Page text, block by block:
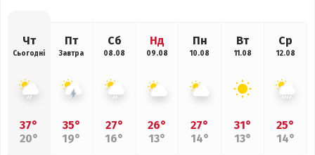
Чт
Сьогодні
37°
20°
Пт
Завтра
35°
19°
Сб
08.08
27°
16°
Нд
09.08
26°
13°
Пн
10.08
27°
14°
Вт
11.08
31°
13°
Ср
12.08
25°
14°